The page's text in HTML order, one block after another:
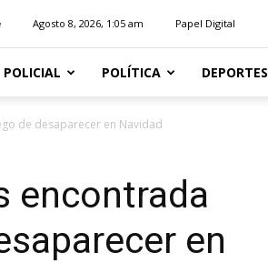
Agosto 8, 2026, 1:05 am Papel Digital
POLICIAL POLÍTICA DEPORTES
de desaparecer en Navidad
encontrada
en